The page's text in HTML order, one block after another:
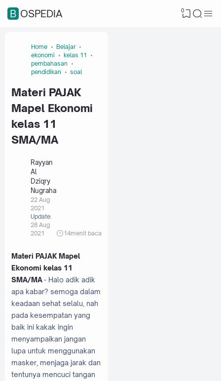
BOSPEDIA 0
Home
Belajar
ekonomi
kelas 11
pembahasan
pendidikan
soal
Materi PAJAK
Mapel Ekonomi
kelas 11
SMA/MA
Rayyan
Al
Dziqry
Nugraha
22 Aug
2021
Update:
28 Aug
2021
14menit baca
Materi PAJAK Mapel
Ekonomi kelas 11
SMA/MA- Halo adik adik
apa kabar? semoga dalam
keadaan sehat selalu, nah
pada kesempatan yang
baik ini kakak ingin
menyampaikan jangan
lupa untuk menggunakan
masker, menjaga jarak dan
tentunya mencuci tangan